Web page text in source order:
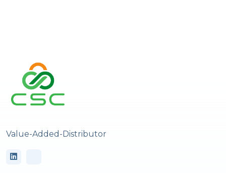
Value-Added-Distributor